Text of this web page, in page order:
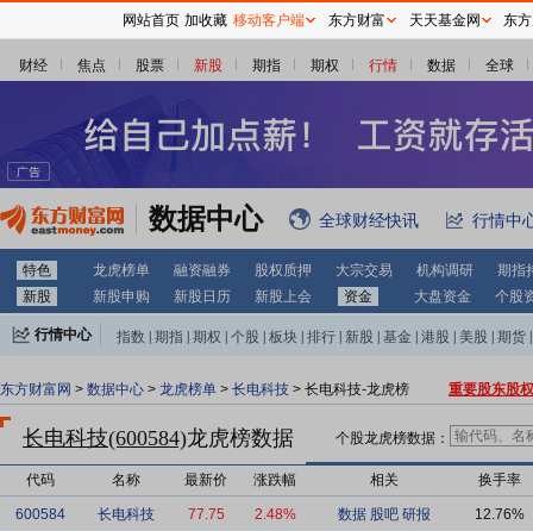
财经 焦点 股票 新股 期指 期权 行情 数据 全球
数据中心 全球财经快讯 行情中
特色 龙虎榜单 融资融券 股权质押 大宗交易 机构调研
期指
新股
新股申购 新股日历 新股上会 资金 大盘资金 个股
行情中心 指数 期指 期权 个股 板块 排行 新股 基金 港股 美股 期货
东方财富网 > 数据中心 > 龙虎榜单 > 长电科技 > 长电科技-龙虎榜 重要股东股
长电科技(600584)龙虎榜数据 个股龙虎榜数据：
代码 名称 最新价 涨跌幅 相关 换手率
600584 长电科技 77.75 2.48% 数据 股吧 研报 12.76%
网站首页 加收藏 移动客户端 东方财富 天天基金网 东